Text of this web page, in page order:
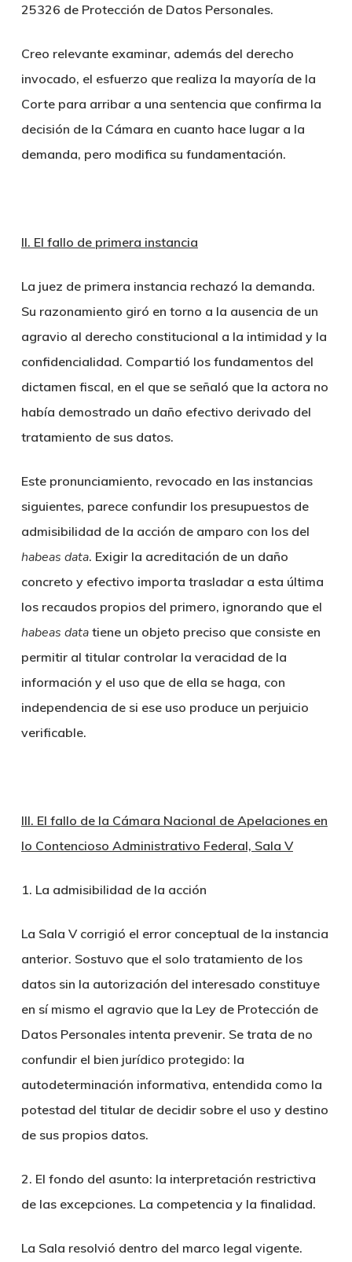
25326 de Protección de Datos Personales.
Creo relevante examinar, además del derecho
invocado, el esfuerzo que realiza la mayoría de la
Corte para arribar a una sentencia que confirma la
decisión de la Cámara en cuanto hace lugar a la
demanda, pero modifica su fundamentación.
II. El fallo de primera instancia
La juez de primera instancia rechazó la demanda.
Su razonamiento giró en torno a la ausencia de un
agravio al derecho constitucional a la intimidad y la
confidencialidad. Compartió los fundamentos del
dictamen fiscal, en el que se señaló que la actora no
había demostrado un daño efectivo derivado del
tratamiento de sus datos.
Este pronunciamiento, revocado en las instancias
siguientes, parece confundir los presupuestos de
admisibilidad de la acción de amparo con los del
habeas data. Exigir la acreditación de un daño
concreto y efectivo importa trasladar a esta última
los recaudos propios del primero, ignorando que el
habeas datatiene un objeto preciso que consiste en
permitir al titular controlar la veracidad de la
información y el uso que de ella se haga, con
independencia de si ese uso produce un perjuicio
verificable.
III. El fallo de la Cámara Nacional de Apelaciones en
lo Contencioso Administrativo Federal, Sala V
1. La admisibilidad de la acción
La Sala V corrigió el error conceptual de la instancia
anterior. Sostuvo que el solo tratamiento de los
datos sin la autorización del interesado constituye
en sí mismo el agravio que la Ley de Protección de
Datos Personales intenta prevenir. Se trata de no
confundir el bien jurídico protegido: la
autodeterminación informativa, entendida como la
potestad del titular de decidir sobre el uso y destino
de sus propios datos.
2. El fondo del asunto: la interpretación restrictiva
de las excepciones. La competencia y la finalidad.
La Sala resolvió dentro del marco legal vigente.